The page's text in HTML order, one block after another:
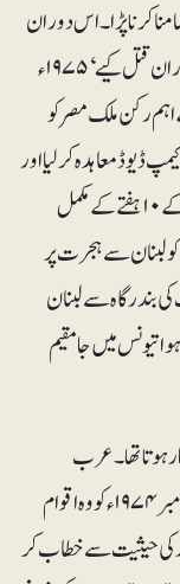
کرنا پڑا۔ اس دوران
یہودیوں نے ہر شیطانی چال اختیار کی۔ سیکڑوں ذمہ داران قتل کیے‘ ۱۹۷۵ء
رکن ملک مصر کو
کرتے ہوئے ۲۶مارچ ۱۹۷۹ء کو کیمپ ڈیوڈ معاہدہ کر لیا اور
بالآخر ۱۹۸۲ء میں لبنان پر حملہ کرتے ہوئے بیروت کے ۱۰ ہفتے کے مکمل
لبنان سے ہجرت پر
اگست ۱۹۸۲ء کو بیروت کی بندرگاہ سے لبنان
تیونس میں جا مقیم
ہوتا تھا۔ عرب
سربراہی کانفرنس کے اہم مقرر ہونے کے علاوہ ۱۳ نومبر ۱۹۷۴ء کو وہ اقوام
کی حیثیت سے خطاب کر